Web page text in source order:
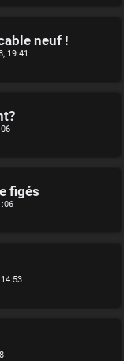
neuf !
19:41
figés